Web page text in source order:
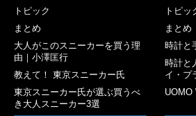
トピック
まとめ
大人がこのスニーカーを買う理
由｜小澤匡行
教えて！ 東京スニーカー氏
東京スニーカー氏が選ぶ買うべ
き大人スニーカー3選
トピッ
まとめ
時計と
時計と
イ・プ
UOMO